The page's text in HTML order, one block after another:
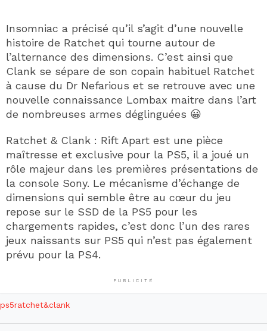
Insomniac a précisé qu’il s’agit d’une nouvelle
histoire de Ratchet qui tourne autour de
l’alternance des dimensions. C’est ainsi que
Clank se sépare de son copain habituel Ratchet
à cause du Dr Nefarious et se retrouve avec une
nouvelle connaissance Lombax maitre dans l’art
de nombreuses armes déglinguées 😀
Ratchet & Clank : Rift Apart est une pièce
maîtresse et exclusive pour la PS5, il a joué un
rôle majeur dans les premières présentations de
la console Sony. Le mécanisme d’échange de
dimensions qui semble être au cœur du jeu
repose sur le SSD de la PS5 pour les
chargements rapides, c’est donc l’un des rares
jeux naissants sur PS5 qui n’est pas également
prévu pour la PS4.
PUBLICITÉ
ps5ratchet&clank